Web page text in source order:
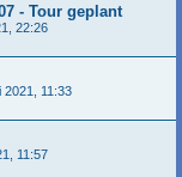
- Tour geplant
22:26
2021, 11:33
11:57